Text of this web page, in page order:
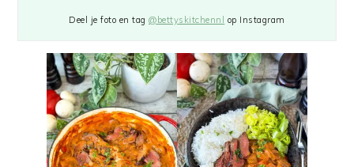
Deel je foto en tag@bettyskitchennl op Instagram